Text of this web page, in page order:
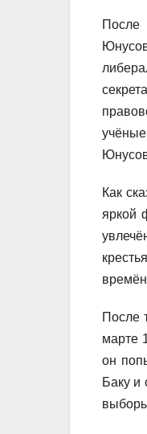
После
Как
яркой
После
марте
он
Баку и